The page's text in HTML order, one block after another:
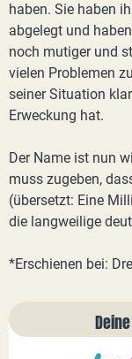
haben. Sie haben
abgelegt und
noch mutiger und
vielen Problemen
seiner Situation
Erweckung hat.
Der Name ist nun
muss zugeben,
(übersetzt: Eine
die langweilige
*Erschienen bei: